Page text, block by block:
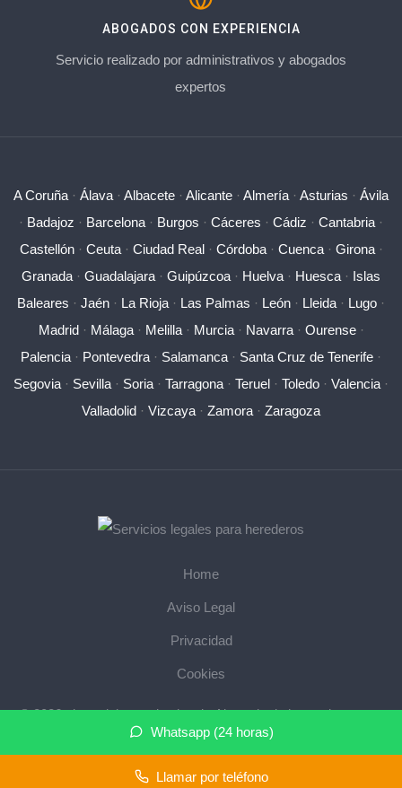
Whatsapp (24 horas)
Llamar por teléfono
ABOGADOS CON EXPERIENCIA
Servicio realizado por administrativos y abogados
expertos
A Coruña · Álava · Albacete · Alicante · Almería · Asturias · Ávila
· Badajoz · Barcelona · Burgos · Cáceres · Cádiz · Cantabria ·
Castellón· Ceuta· Ciudad Real· Córdoba· Cuenca· Girona·
Granada · Guadalajara · Guipúzcoa · Huelva · Huesca · Islas
Baleares · Jaén · La Rioja · Las Palmas · León · Lleida · Lugo ·
Madrid· Málaga· Melilla· Murcia· Navarra· Ourense·
Palencia · Pontevedra · Salamanca · Santa Cruz de Tenerife ·
Segovia · Sevilla · Soria · Tarragona · Teruel · Toledo · Valencia ·
Valladolid · Vizcaya · Zamora · Zaragoza
Home
Aviso Legal
Privacidad
Cookies
© 2026 abogadoherencias.legal · Abogado de herencias cerca
de mi ·Mapa del sitio